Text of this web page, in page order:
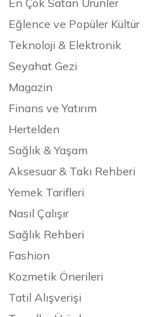
En Çok Satan Ürünler
Eğlence ve Popüler Kültür
Teknoloji & Elektronik
Seyahat Gezi
Magazin
Finans ve Yatırım
Hertelden
Sağlık & Yaşam
Aksesuar & Takı Rehberi
Yemek Tarifleri
Nasıl Çalışır
Sağlık Rehberi
Fashion
Kozmetik Önerileri
Tatil Alışverişi